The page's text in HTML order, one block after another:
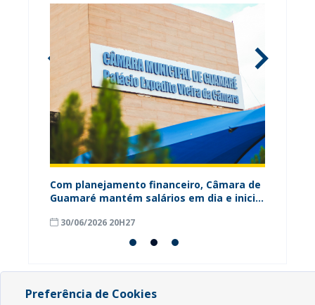
Com planejamento financeiro, Câmara de
Guamaré mantém salários em dia e inicia
30/06/2026 20H27
Preferência de Cookies